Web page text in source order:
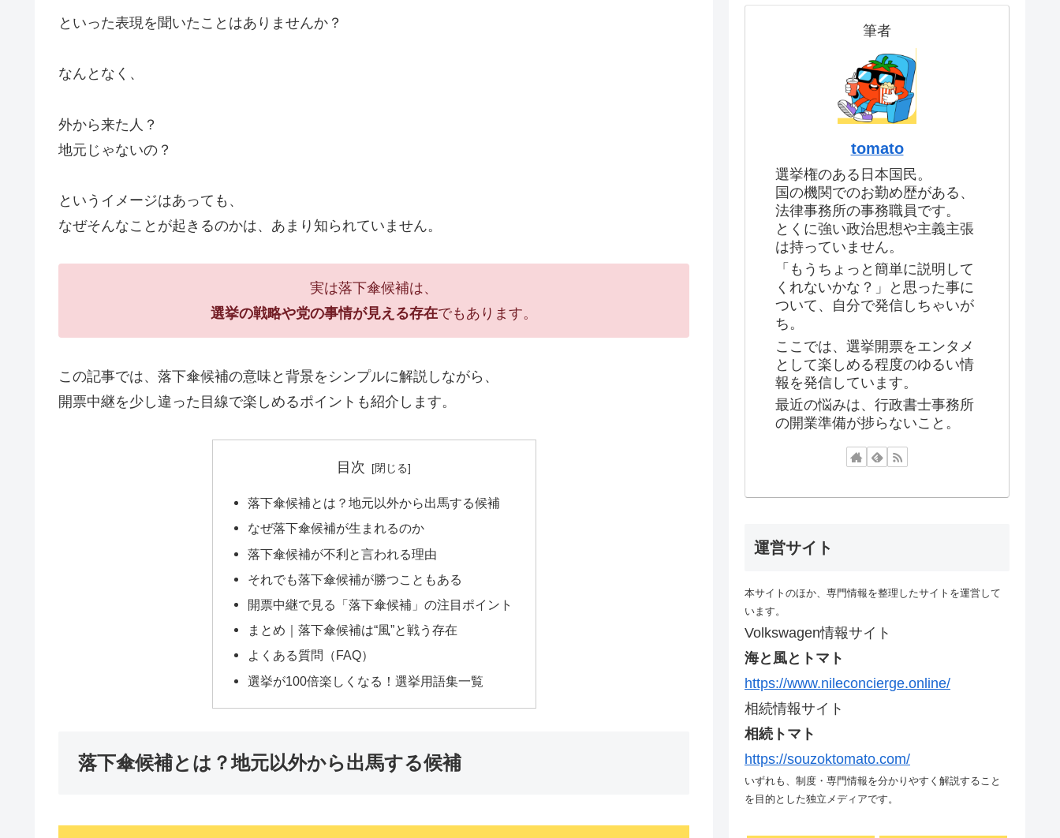
といった表現を聞いたことはありませんか？
なんとなく、
外から来た人？
地元じゃないの？
というイメージはあっても、
なぜそんなことが起きるのかは、あまり知られていません。
実は落下傘候補は、
選挙の戦略や党の事情が見える存在でもあります。
この記事では、落下傘候補の意味と背景をシンプルに解説しながら、
開票中継を少し違った目線で楽しめるポイントも紹介します。
目次
落下傘候補とは？地元以外から出馬する候補
なぜ落下傘候補が生まれるのか
落下傘候補が不利と言われる理由
それでも落下傘候補が勝つこともある
開票中継で見る「落下傘候補」の注目ポイント
まとめ｜落下傘候補は“風”と戦う存在
よくある質問（FAQ）
選挙が100倍楽しくなる！選挙用語集一覧
落下傘候補とは？地元以外から出馬する候補
筆者
tomato
選挙権のある日本国民。
国の機関でのお勤め歴がある、
法律事務所の事務職員です。
とくに強い政治思想や主義主張
は持っていません。
「もうちょっと簡単に説明して
くれないかな？」と思った事に
ついて、自分で発信しちゃいが
ち。
ここでは、選挙開票をエンタメ
として楽しめる程度のゆるい情
報を発信しています。
最近の悩みは、行政書士事務所
の開業準備が捗らないこと。
運営サイト
本サイトのほか、専門情報を整理したサイトを運営して
います。
Volkswagen情報サイト
海と風とトマト
https://www.nileconcierge.online/
相続情報サイト
相続トマト
https://souzoktomato.com/
いずれも、制度・専門情報を分かりやすく解説すること
を目的とした独立メディアです。